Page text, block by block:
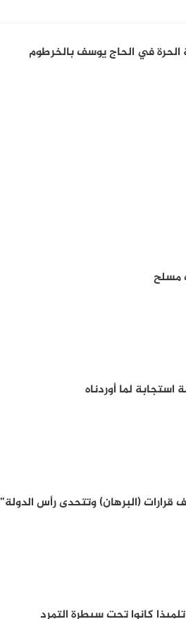
الحرة في الحاج يوسف بالخرطوم
مسلح
لما أوردناه
(البرهان) وتتحدى رأس الدولة”